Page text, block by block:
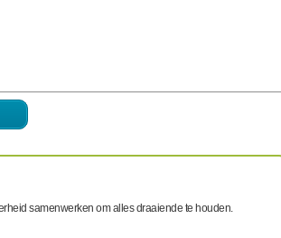
samenwerken om alles draaiende te houden.